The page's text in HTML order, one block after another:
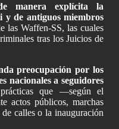
manera explícita la
y de antiguos miembros
las Waffen-SS, las cuales
tras los Juicios de
preocupación por los
nacionales a seguidores
que —según el
actos públicos, marchas
calles o la inauguración